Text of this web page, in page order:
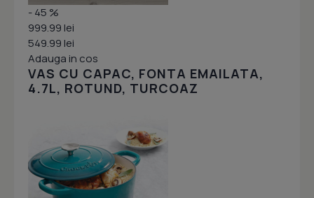
- 45 %
999.99 lei
549.99 lei
Adauga in cos
VAS CU CAPAC, FONTA EMAILATA,
4.7L, ROTUND, TURCOAZ